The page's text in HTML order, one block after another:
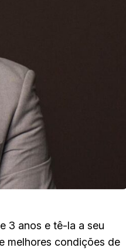
3 anos e tê-la a seu
melhores condições de